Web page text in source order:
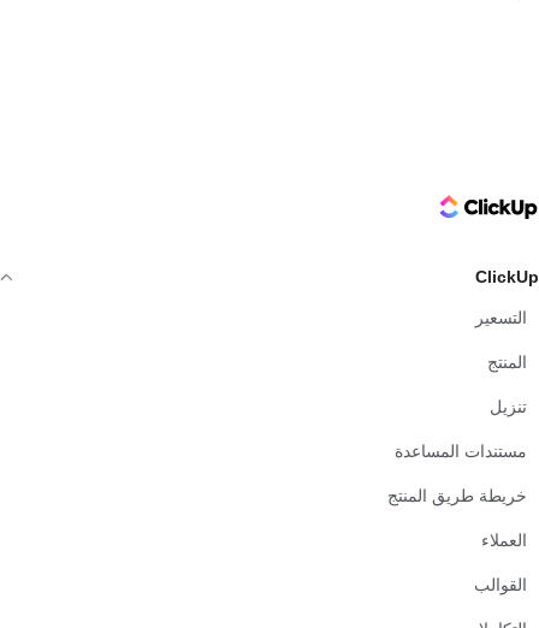
ClickUp Logo
ClickUp
التسعير
المنتج
تنزيل
مستندات المساعدة
خريطة طريق المنتج
العملاء
القوالب